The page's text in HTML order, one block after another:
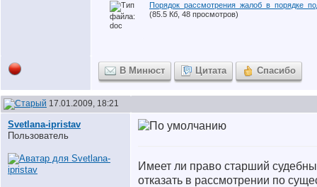
(85.5 Кб, 48 просмотров)
В Минюст Цитата Спасибо
17.01.2009, 18:21
Svetlana-ipristav
Пользователь
Имеет ли право старший
отказать в рассмотрении по